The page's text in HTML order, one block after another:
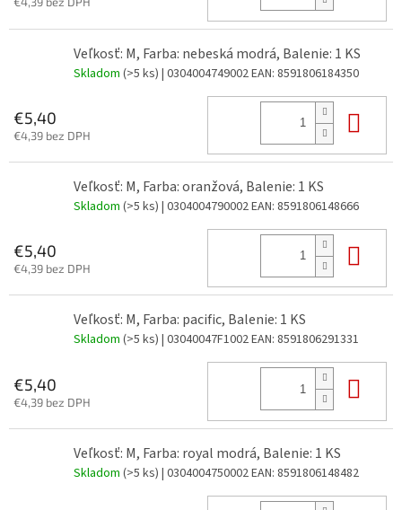
Veľkosť: M, Farba: nebeská modrá, Balenie: 1 KS
Skladom (>5 ks) | 0304004749002EAN: 8591806184350
€5,40
€4,39 bez DPH
Veľkosť: M, Farba: oranžová, Balenie: 1 KS
Skladom (>5 ks) | 0304004790002EAN: 8591806148666
€5,40
€4,39 bez DPH
Veľkosť: M, Farba: pacific, Balenie: 1 KS
Skladom (>5 ks) | 03040047F1002EAN: 8591806291331
€5,40
€4,39 bez DPH
Veľkosť: M, Farba: royal modrá, Balenie: 1 KS
Skladom (>5 ks) | 0304004750002EAN: 8591806148482